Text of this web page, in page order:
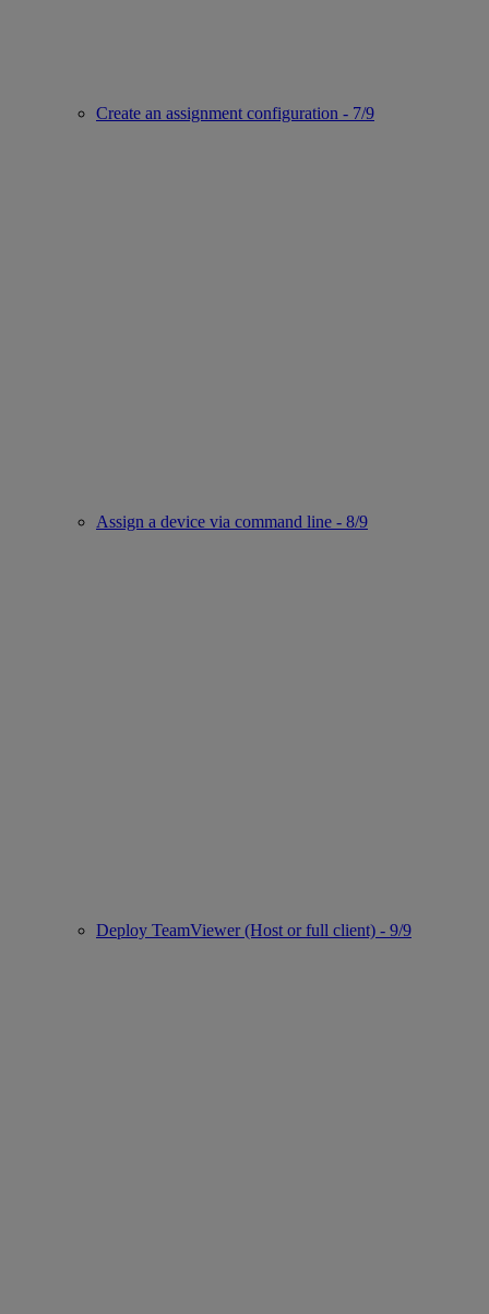
Create an assignment configuration - 7/9
Assign a device via command line - 8/9
Deploy TeamViewer (Host or full client) - 9/9